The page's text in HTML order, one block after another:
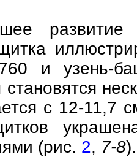
и узень-
с 12-11,7
(рис. 2, 7-8).